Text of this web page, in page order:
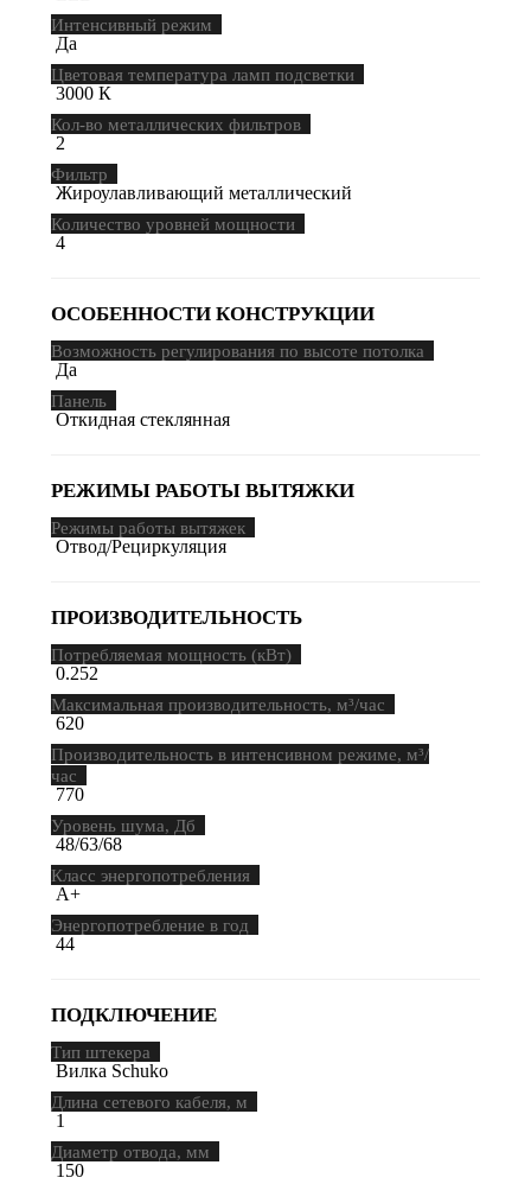
Интенсивный режим
Да
Цветовая температура ламп подсветки
3000 К
Кол-во металлических фильтров
2
Фильтр
Жироулавливающий металлический
Количество уровней мощности
4
ОСОБЕННОСТИ КОНСТРУКЦИИ
Возможность регулирования по высоте потолка
Да
Панель
Откидная стеклянная
РЕЖИМЫ РАБОТЫ ВЫТЯЖКИ
Режимы работы вытяжек
Отвод/Рециркуляция
ПРОИЗВОДИТЕЛЬНОСТЬ
Потребляемая мощность (кВт)
0.252
Максимальная производительность, м³/час
620
Производительность в интенсивном режиме, м³/
час
770
Уровень шума, Дб
48/63/68
Класс энергопотребления
A+
Энергопотребление в год
44
ПОДКЛЮЧЕНИЕ
Тип штекера
Вилка Schuko
Длина сетевого кабеля, м
1
Диаметр отвода, мм
150